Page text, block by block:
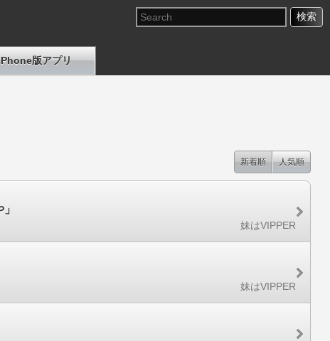
版アプリ
新着順 人気順
妹はVIPPER
妹はVIPPER